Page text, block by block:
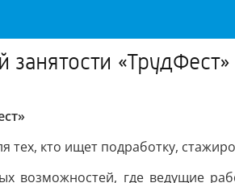
«ТрудФест»
тех, кто ищет подработку,
возможностей, где ведущие